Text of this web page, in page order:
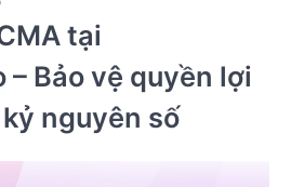
tại
Bảo vệ quyền lợi
nguyên số